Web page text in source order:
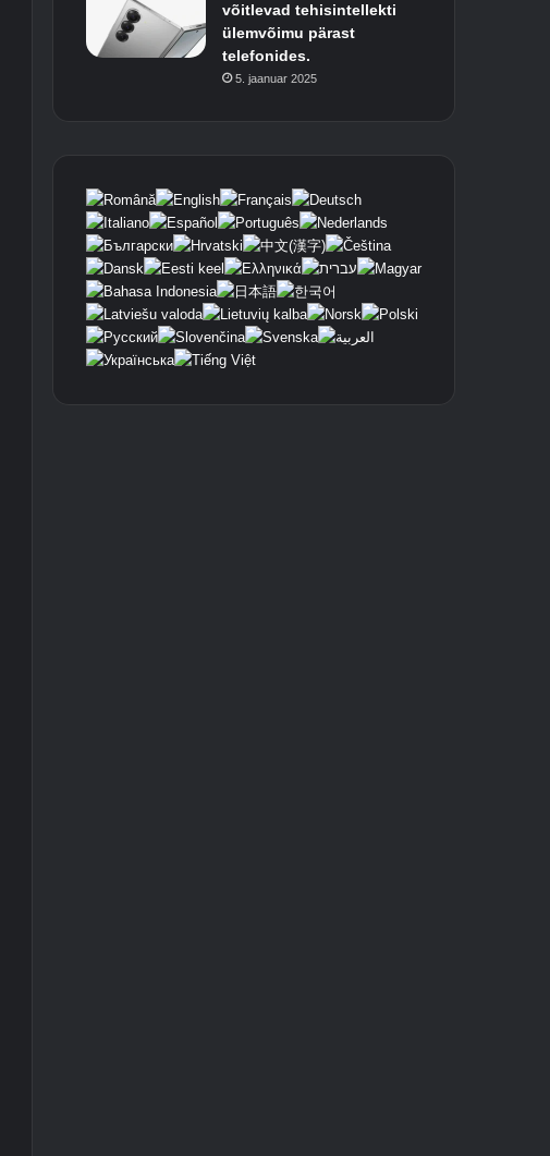
võitlevad tehisintellekti
ülemvõimu pärast
telefonides.
5. jaanuar 2025